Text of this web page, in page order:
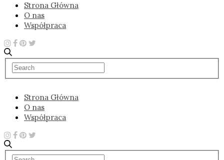
Strona Główna
O nas
Współpraca
Strona Główna
O nas
Współpraca